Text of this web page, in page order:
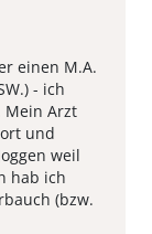
einen M.A.
- ich
Mein Arzt
und
weil
hab ich
(bzw.